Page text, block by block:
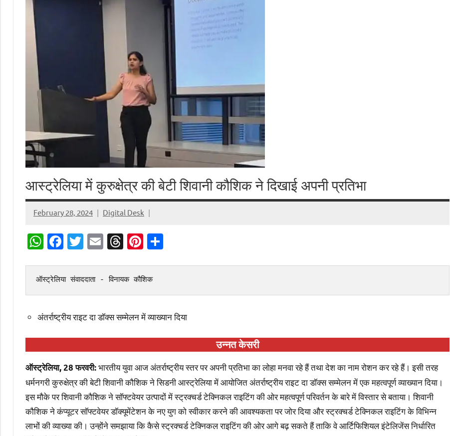
आस्ट्रेलिया में कुरुक्षेत्र की बेटी शिवानी कौशिक ने दिखाई अपनी प्रतिभा
February 28, 2024 Digital Desk
WhatsApp
Facebook
Twitter
EmailThreads
Pinterest
ऑस्ट्रेलिया संवाददाता - विनायक कौशिक
अंतर्राष्ट्रीय राइट दा डॉक्स सम्मेलन में व्याख्यान दिया
उन्नत केसरी
ऑस्ट्रेलिया, 28 फरवरी:भारतीय युवा आज अंतर्राष्ट्रीय स्तर पर अपनी प्रतिभा का लोहा मनवा रहे हैं तथा देश का नाम रोशन कर रहे हैं। इसी तरह
धर्मनगरी कुरुक्षेत्र की बेटी शिवानी कौशिक ने सिडनी आस्ट्रेलिया में आयोजित अंतर्राष्ट्रीय राइट दा डॉक्स सम्मेलन में एक महत्वपूर्ण व्याख्यान दिया।
इस मौके पर शिवानी कौशिक ने सॉफ्टवेयर उत्पादों में स्ट्रक्चर्ड टेक्निकल राइटिंग की ओर महत्वपूर्ण परिवर्तन के बारे में विस्तार से बताया। शिवानी
कौशिक ने कंप्यूटर सॉफ्टवेयर डॉक्यूमेंटेशन के नए युग को स्वीकार करने की आवश्यकता पर जोर दिया और स्ट्रक्चर्ड टेक्निकल राइटिंग के विभिन्न
लाभों की व्याख्या की। उन्होंने समझाया कि कैसे स्ट्रक्चर्ड टेक्निकल राइटिंग की ओर आगे बढ़ सकते हैं ताकि वे आर्टिफिशियल इंटेलिजेंस निर्धारित